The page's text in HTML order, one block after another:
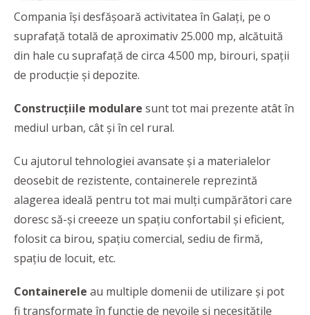
Compania își desfășoară activitatea în Galați, pe o
suprafață totală de aproximativ 25.000 mp, alcătuită
din hale cu suprafață de circa 4.500 mp, birouri, spații
de producție și depozite.
Construcțiile modulare sunt tot mai prezente atât în
mediul urban, cât și în cel rural.
Cu ajutorul tehnologiei avansate și a materialelor
deosebit de rezistente, containerele reprezintă
alagerea ideală pentru tot mai mulți cumpărători care
doresc să-și creeeze un spațiu confortabil și eficient,
folosit ca birou, spațiu comercial, sediu de firmă,
spațiu de locuit, etc.
Containerele au multiple domenii de utilizare și pot
fi transformate în funcție de nevoile și necesitățile